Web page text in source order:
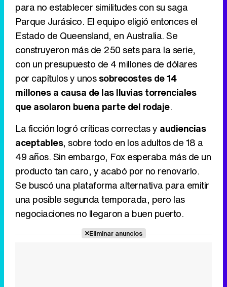
para no establecer similitudes con su saga
Parque Jurásico. El equipo eligió entonces el
Estado de Queensland, en Australia. Se
construyeron más de 250 sets para la serie,
con un presupuesto de 4 millones de dólares
por capítulos y unossobrecostes de 14
millones a causa de las lluvias torrenciales
que asolaron buena parte del rodaje.
La ficción logró críticas correctas y audiencias
aceptables, sobre todo en los adultos de 18 a
49 años. Sin embargo, Fox esperaba más de un
producto tan caro, y acabó por no renovarlo.
Se buscó una plataforma alternativa para emitir
una posible segunda temporada, pero las
negociaciones no llegaron a buen puerto.
Eliminar anuncios